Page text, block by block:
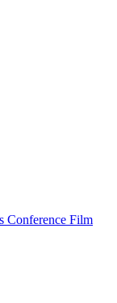
Conference Film